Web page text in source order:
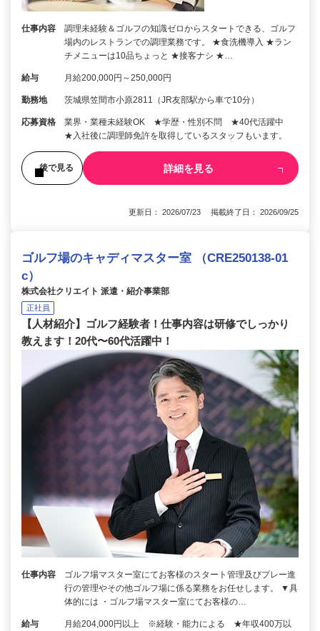
仕事内容
調理未経験＆ゴルフの知識ゼロからスタートできる、ゴルフ
場内のレストランでの調理業務です。 ★食洗機導入 ★ラン
チメニューは10品ちょっと ★接客ナシ ★…
給与 月給200,000円～250,000円
勤務地 茨城県笠間市小原2811（JR友部駅から車で10分）
応募資格
業界・業種未経験OK ★学歴・性別不問 ★40代活躍中
★入社後に調理師免許を取得しているスタッフもいます。
後で見る 詳細を見る
更新日： 2026/07/23 掲載終了日： 2026/09/25
ゴルフ場のキャディマスター室 （CRE250138-01
c）
株式会社クリエイト 派遣・紹介事業部
正社員
【人材紹介】ゴルフ経験者！仕事内容は研修でしっかり
教えます！20代〜60代活躍中！
仕事内容
ゴルフ場マスター室にてお客様のスタート管理及びプレー進
行の管理やその他ゴルフ場に係る業務をお任せします。 ▼具
体的には ・ゴルフ場マスター室にてお客様の…
給与
月給204,000円以上 ※経験・能力による ★年収400万以